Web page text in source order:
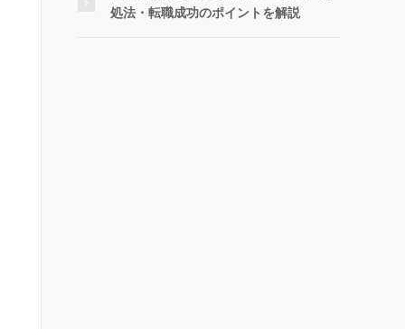
処法・転職成功のポイントを解説